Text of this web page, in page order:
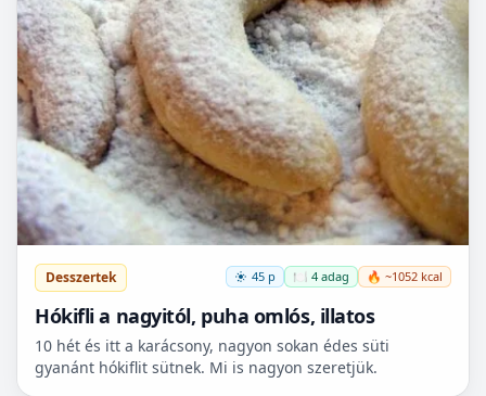
Desszertek 45 p 🍽️ 4 adag 🔥 ~1052 kcal
Hókifli a nagyitól, puha omlós, illatos
10 hét és itt a karácsony, nagyon sokan édes süti
gyanánt hókiflit sütnek. Mi is nagyon szeretjük.